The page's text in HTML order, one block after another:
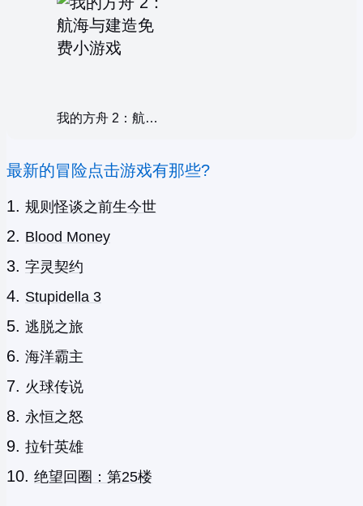
我的方舟 2：航海与建造
最新的冒险点击游戏有那些?
规则怪谈之前生今世
Blood Money
字灵契约
Stupidella 3
逃脱之旅
海洋霸主
火球传说
永恒之怒
拉针英雄
绝望回圈：第25楼